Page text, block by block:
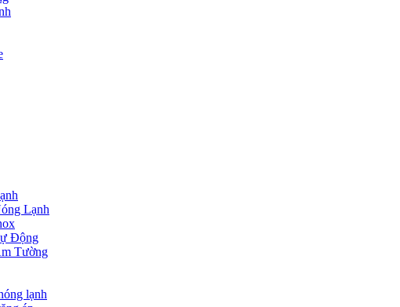
Lạnh
Động
Tường
lạnh